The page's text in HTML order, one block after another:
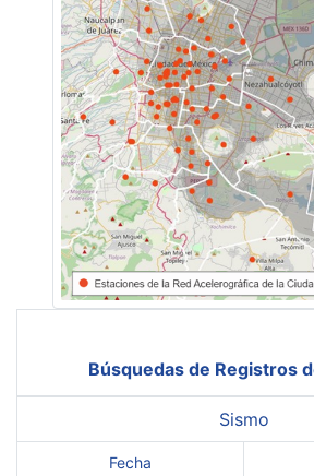
Búsquedas de Registros
Sismo
Fecha